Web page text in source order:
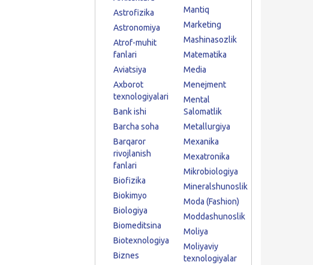
Astrofizika
Astronomiya
Atrof-muhit
fanlari
Aviatsiya
Axborot
texnologiyalari
Bank ishi
Barcha soha
Barqaror
rivojlanish
fanlari
Biofizika
Biokimyo
Biologiya
Biomeditsina
Biotexnologiya
Biznes
Mantiq
Marketing
Mashinasozlik
Matematika
Media
Menejment
Mental
Salomatlik
Metallurgiya
Mexanika
Mexatronika
Mikrobiologiya
Mineralshunoslik
Moda (Fashion)
Moddashunoslik
Moliya
Moliyaviy
texnologiyalar